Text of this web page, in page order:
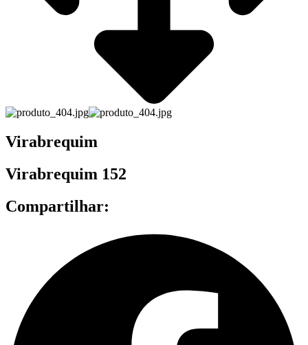
Virabrequim
Virabrequim 152
Compartilhar: